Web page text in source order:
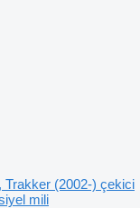
Trakker (2002-) çekici
mili